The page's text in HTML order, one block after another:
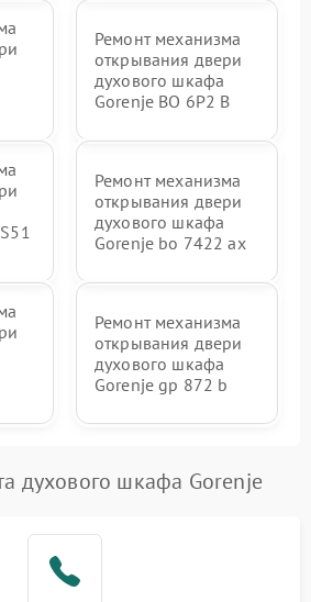
Ремонт механизма
открывания двери
духового шкафа
Gorenje BO 6P2 B
Ремонт механизма
открывания двери
духового шкафа
Gorenje bo 7422 ax
Ремонт механизма
открывания двери
духового шкафа
Gorenje gp 872 b
духового шкафа Gorenje